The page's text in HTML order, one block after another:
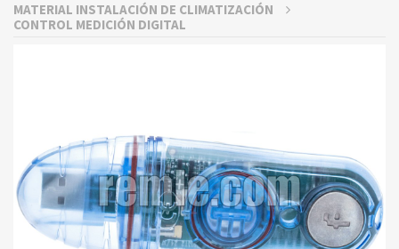
MATERIAL INSTALACIÓN DE CLIMATIZACIÓN
CONTROL MEDICIÓN DIGITAL